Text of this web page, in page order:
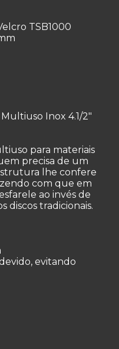
TSB1000
Inox 4.1/2"
para materiais
precisa de um
lhe confere
com que em
ao invés de
discos tradicionais.
evitando